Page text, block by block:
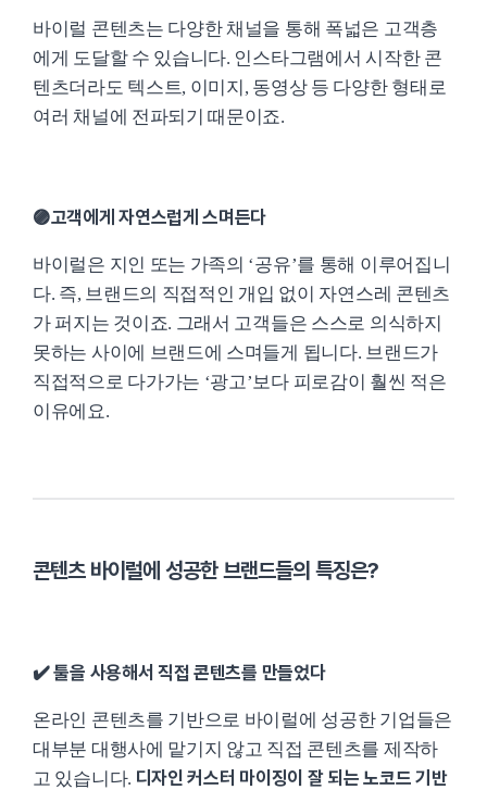
바이럴 콘텐츠는 다양한 채널을 통해 폭넓은 고객층
에게 도달할 수 있습니다. 인스타그램에서 시작한 콘
텐츠더라도 텍스트, 이미지, 동영상 등 다양한 형태로
여러 채널에 전파되기 때문이죠.
🟣고객에게 자연스럽게 스며든다
바이럴은 지인 또는 가족의 ‘공유’를 통해 이루어집니
다. 즉, 브랜드의 직접적인 개입 없이 자연스레 콘텐츠
가 퍼지는 것이죠. 그래서 고객들은 스스로 의식하지
못하는 사이에 브랜드에 스며들게 됩니다. 브랜드가
직접적으로 다가가는 ‘광고’보다 피로감이 훨씬 적은
이유에요.
콘텐츠 바이럴에 성공한 브랜드들의 특징은?
✔️ 툴을 사용해서 직접 콘텐츠를 만들었다
온라인 콘텐츠를 기반으로 바이럴에 성공한 기업들은
대부분 대행사에 맡기지 않고 직접 콘텐츠를 제작하
고 있습니다. 디자인 커스터 마이징이 잘 되는 노코드 기반